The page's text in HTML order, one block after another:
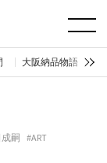
大阪納品物語
嗣
#ART